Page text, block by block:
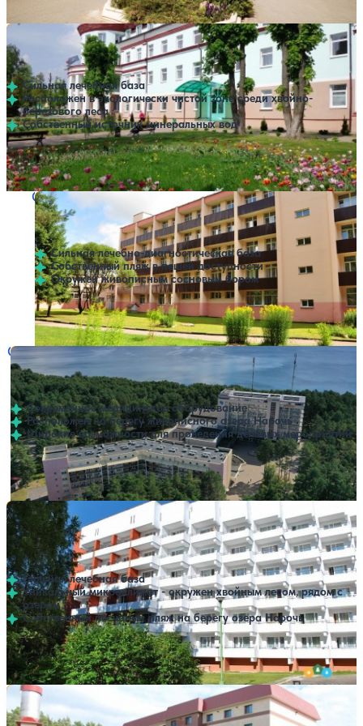
Санаторий Белорусочка
3.9417 отзывов
Минская область
Сильная лечебная база
Расположен в экологически чистой зоне среди хвойно-
березового леса
Собственный источник минеральных вод
Профилей лечения:10 Крытый бассейн SPA
Нет цен или свободных мест на выбранные даты
Выбрать другой вариант
Санаторий Ислочь
4197 отзывов
Минская область
Сильная лечебно-диагностическая база
Собственный пляж в пешей доступности
Окружен живописным сосновым бором
Профилей лечения:4 Крытый бассейн SPA
Нет цен или свободных мест на выбранные даты
Выбрать другой вариант
Санаторий Нарочанка (ex. Нарочь ТОК)
4.1293 отзыва
Минская область
Современное медицинское оборудование
Расположен на берегу живописного озера Нарочь
Широкие возможности для проведения деловых мероприятий
Профилей лечения:4 Крытый бассейн SPA
Нет цен или свободных мест на выбранные даты
Выбрать другой вариант
Санаторий Белая Русь Министерства внутренних дел
РБ
4.3 216 отзывов
Минская область
Сильная лечебная база
Уникальный микроклимат - окружен хвойным лесом, рядом с
озером
Собственный песчаный пляж на берегу озера Нарочь
Профилей лечения:5 Крытый бассейн
Нет цен или свободных мест на выбранные даты
Выбрать другой вариант
Санаторий Веста
4.5268 отзывов Минская область
Нет цен или свободных мест на выбранные даты
Выбрать другой вариант